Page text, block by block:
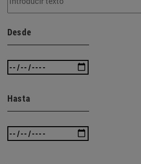
Desde
Hasta